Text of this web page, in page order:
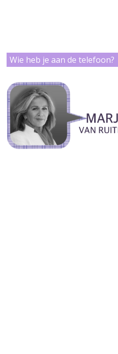
Wie heb je aan de telefoon?